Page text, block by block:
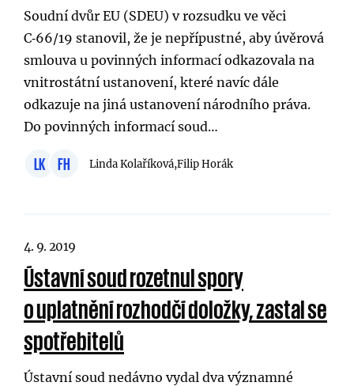
Soudní dvůr EU (SDEU) v rozsudku ve věci
C‑66/19 stanovil, že je nepřípustné, aby úvěrová
smlouva u povinných informací odkazovala na
vnitrostátní ustanovení, které navíc dále
odkazuje na jiná ustanovení národního práva.
Do povinných informací soud…
LK FH Linda Kolaříková,Filip Horák
4. 9. 2019
Ústavní soud rozetnul spory
o uplatnění rozhodčí doložky, zastal se
spotřebitelů
Ústavní soud nedávno vydal dva významné